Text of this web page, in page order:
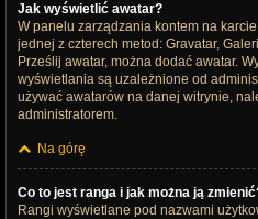
Jak wyświetlić awatar?
W panelu zarządzania kontem na karcie
jednej z czterech metod: Gravatar,
Prześlij awatar, można dodać awatar.
wyświetlania są uzależnione od
używać awatarów na danej witrynie,
administratorem.
Na górę
Co to jest ranga i jak można ją
Rangi wyświetlane pod nazwami